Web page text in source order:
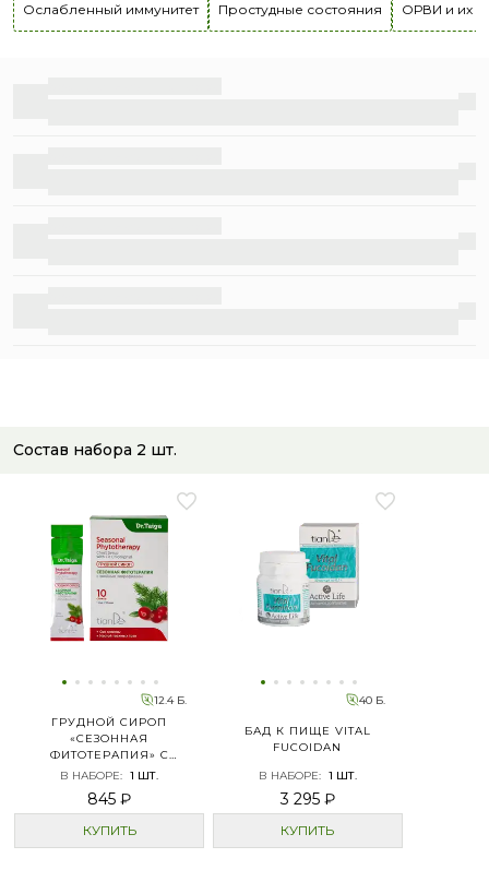
Ослабленный иммунитет Простудные состояния ОРВИ и их
Состав набора 2 шт.
12.4 Б.
ГРУДНОЙ СИРОП
«СЕЗОННАЯ
ФИТОТЕРАПИЯ» С
ХВОЙНЫМ
В НАБОРЕ: 1 ШТ.
845 ₽
КУПИТЬ
40 Б.
БАД К ПИЩЕ VITAL
FUCOIDAN
В НАБОРЕ: 1 ШТ.
3 295 ₽
КУПИТЬ